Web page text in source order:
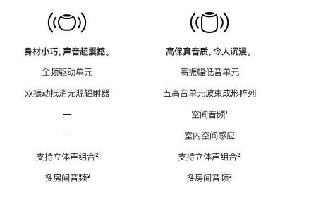
身材小巧，声音超震撼。
全频驱动单元
双振动抵消无源辐射器
—
—
支持立体声组合脚
²
多房间音频脚
³
高保真音质，令人沉浸。
高振幅低音单元
五高音单元波束成形阵列
空间音频脚
¹
室内空间感应
支持立体声组合脚
²
多房间音频脚
³